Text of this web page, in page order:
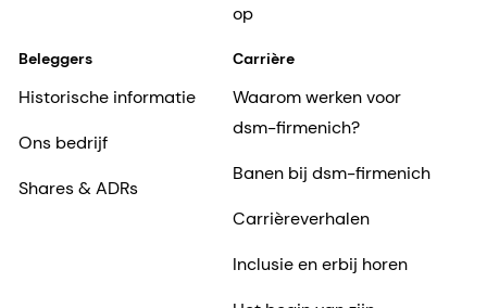
op
Beleggers
Historische informatie
Ons bedrijf
Shares & ADRs
Carrière
Waarom werken voor
dsm-firmenich?
Banen bij dsm-firmenich
Carrièreverhalen
Inclusie en erbij horen